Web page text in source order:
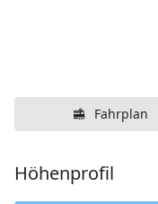
Fahrplan
Höhenprofil